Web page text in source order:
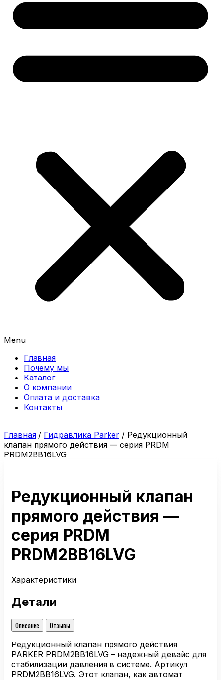
Menu
Главная
Почему мы
Каталог
О компании
Оплата и доставка
Контакты
Главная / Гидравлика Parker / Редукционный
клапан прямого действия — серия PRDM
PRDM2BB16LVG
Редукционный клапан
прямого действия —
серия PRDM
PRDM2BB16LVG
Характеристики
Детали
Описание
Отзывы
Редукционный клапан прямого действия
PARKER PRDM2BB16LVG – надежный девайс для
стабилизации давления в системе. Артикул
PRDM2BB16LVG. Этот клапан, как автомат